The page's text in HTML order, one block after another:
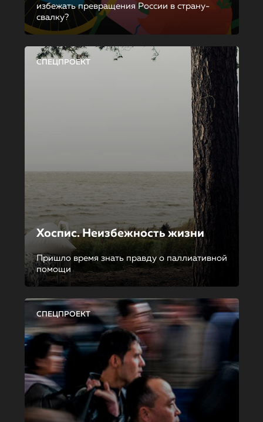
избежать превращения России в страну-
свалку?
СПЕЦПРОЕКТ
Хоспис. Неизбежность жизни
Пришло время знать правду о паллиативной
помощи
СПЕЦПРОЕКТ